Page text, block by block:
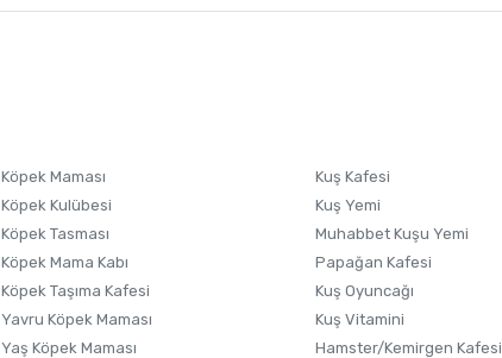
Ürünü Satın Al ve Yorumla
Köpek Maması
Köpek Kulübesi
Köpek Tasması
Köpek Mama Kabı
Köpek Taşıma Kafesi
Yavru Köpek Maması
Yaş Köpek Maması
Kuş Kafesi
Kuş Yemi
Muhabbet Kuşu Yemi
Papağan Kafesi
Kuş Oyuncağı
Kuş Vitamini
Hamster/Kemirgen Kafesi